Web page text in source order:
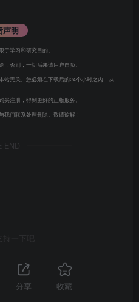
声明
学习和研究目的。
否则，一切后果请用户自负。
站无关。您必须在下载后的24个小时之内，从
注册，得到更好的正版服务。
我们联系处理删除。敬请谅解！
END
持一下吧
分享 收藏